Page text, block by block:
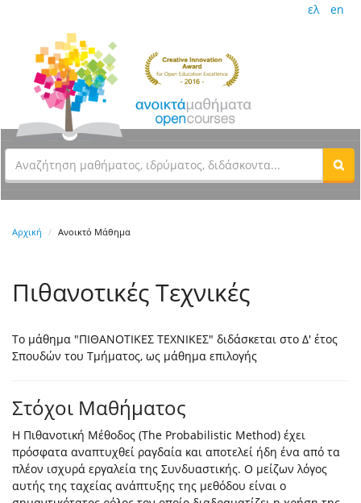
ελ en
Αρχική Ανοικτό Μάθημα
Πιθανοτικές Τεχνικές
Το μάθημα "ΠΙΘΑΝΟΤΙΚΕΣ ΤΕΧΝΙΚΕΣ" διδάσκεται στο Δ' έτος
Σπουδών του Τμήματος, ως μάθημα επιλογής
Στόχοι Μαθήματος
Η Πιθανοτική Μέθοδος (The Probabilistic Method) έχει
πρόσφατα αναπτυχθεί ραγδαία και αποτελεί ήδη ένα από τα
πλέον ισχυρά εργαλεία της Συνδυαστικής. Ο μείζων λόγος
αυτής της ταχείας ανάπτυξης της μεθόδου είναι ο